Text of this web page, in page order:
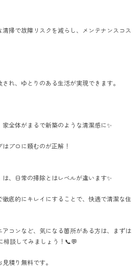
掃で故障リスクを減らし、メンテナンスコス
れ、ゆとりのある生活が実現できます。
全体がまるで新築のような清潔感に✨
プロに頼むのが正解！
は、日常の掃除とはレベルが違います✨
底的にキレイにすることで、快適で清潔な住
コンなど、気になる箇所がある方は、まずは
談してみましょう！📞💬
積り無料です。